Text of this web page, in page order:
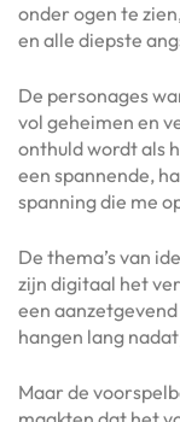
onder ogen te
en alle diepste
De personages
vol geheimen en
onthuld wordt als
een spannende,
spanning die me
De thema’s van
zijn digitaal het
een
hangen lang
Maar de